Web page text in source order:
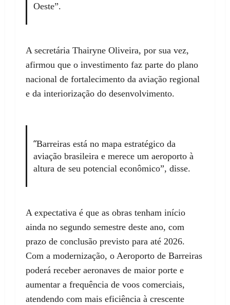
Oeste”.
A secretária Thairyne Oliveira, por sua vez,
afirmou que o investimento faz parte do plano
nacional de fortalecimento da aviação regional
e da interiorização do desenvolvimento.
“Barreiras está no mapa estratégico da
aviação brasileira e merece um aeroporto à
altura de seu potencial econômico”, disse.
A expectativa é que as obras tenham início
ainda no segundo semestre deste ano, com
prazo de conclusão previsto para até 2026.
Com a modernização, o Aeroporto de Barreiras
poderá receber aeronaves de maior porte e
aumentar a frequência de voos comerciais,
atendendo com mais eficiência à crescente